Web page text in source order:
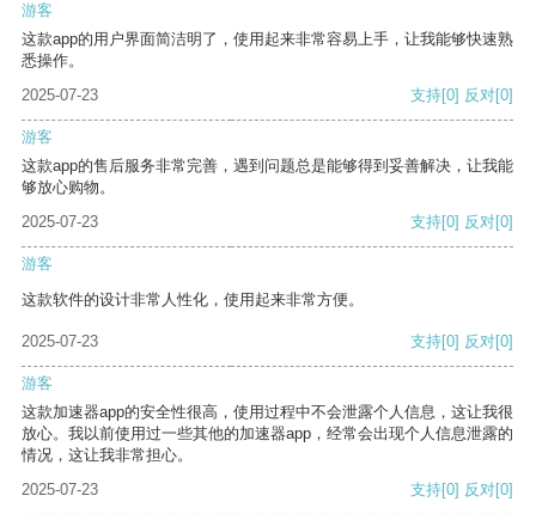
游客
这款app的用户界面简洁明了，使用起来非常容易上手，让我能够快速熟
悉操作。
2025-07-23
支持[0] 反对[0]
游客
这款app的售后服务非常完善，遇到问题总是能够得到妥善解决，让我能
够放心购物。
2025-07-23
支持[0] 反对[0]
游客
这款软件的设计非常人性化，使用起来非常方便。
2025-07-23 支持[0] 反对[0]
游客
这款加速器app的安全性很高，使用过程中不会泄露个人信息，这让我很
放心。我以前使用过一些其他的加速器app，经常会出现个人信息泄露的
情况，这让我非常担心。
2025-07-23
支持[0] 反对[0]